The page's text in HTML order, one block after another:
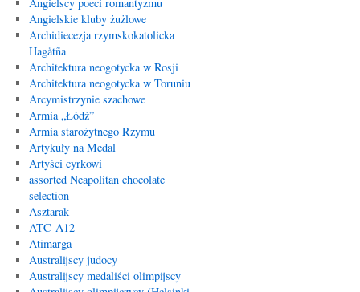
Angielskie kluby żużlowe
Archidiecezja rzymskokatolicka
Hagåtña
Architektura neogotycka w Rosji
Architektura neogotycka w Toruniu
Arcymistrzynie szachowe
Armia „Łódź”
Armia starożytnego Rzymu
Artykuły na Medal
Artyści cyrkowi
assorted Neapolitan chocolate
selection
Asztarak
ATC-A12
Atimarga
Australijscy judocy
Australijscy medaliści olimpijscy